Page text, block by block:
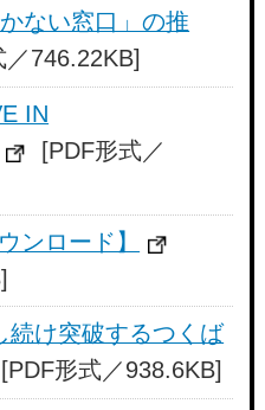
ない窓口」の推
／746.22KB]
IN
[PDF形式／
ンロード】
続け突破するつくば
[PDF形式／938.6KB]